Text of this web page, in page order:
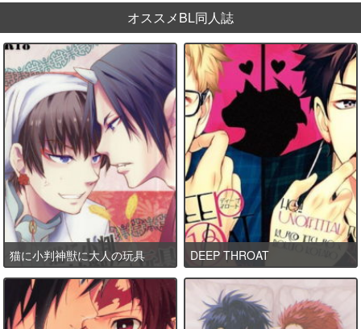
オススメBL同人誌
猫に小判神獣に大人の玩具 DEEP THROAT